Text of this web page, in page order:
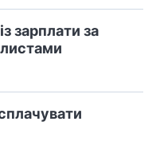
зарплати за